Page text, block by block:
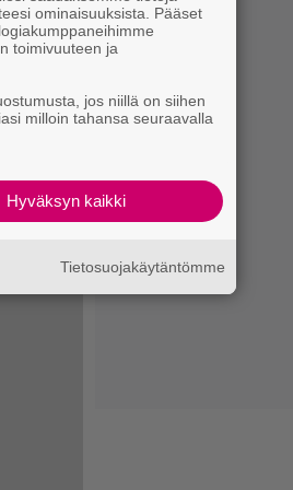
ominaisuuksista. Pääset
toimivuuteen ja
jos niillä on siihen
milloin tahansa seuraavalla
Hyväksyn kaikki
Tietosuojakäytäntömme